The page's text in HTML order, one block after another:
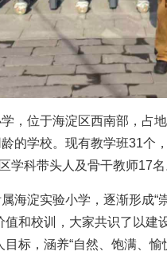
，位于海淀区西南部，占
的学校。现有教学班31个
学科带头人及骨干教师17
海淀实验小学，逐渐形成“
和校训，大家共识了以建
标，涵养“自然、饱满、愉